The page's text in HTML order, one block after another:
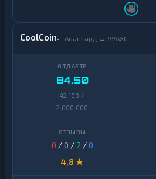
CoolCoin Авангард ↔ AVAXC
84,50
42 166 /
2 000 000
0 / 0 / 2 /0
4,8 ★